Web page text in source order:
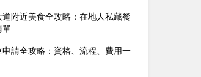
附近美食全攻略：在地人私藏餐
單
申請全攻略：資格、流程、費用一